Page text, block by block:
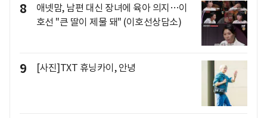
8
애넷맘, 남편 대신 장녀에 육아 의지…이
호선 "큰 딸이 제물 돼" (이호선상담소)
9 [사진]TXT 휴닝카이, 안녕